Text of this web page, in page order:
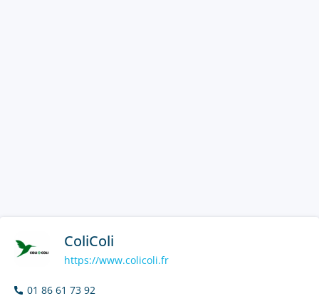
ColiColi
https://www.colicoli.fr
01 86 61 73 92